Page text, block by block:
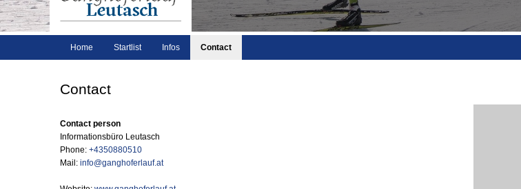
Home Startlist Infos Contact
Contact
Contact person
Informationsbüro Leutasch
Phone: +4350880510
Mail: info@ganghoferlauf.at